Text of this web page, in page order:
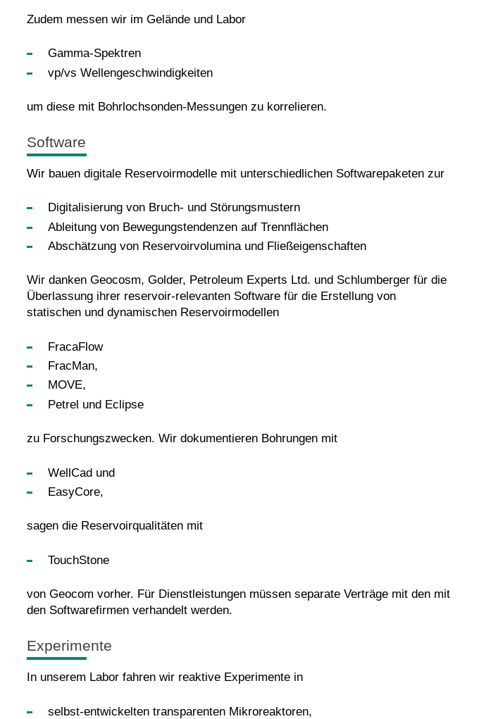
Zudem messen wir im Gelände und Labor
Gamma-Spektren
vp/vs Wellengeschwindigkeiten
um diese mit Bohrlochsonden-Messungen zu korrelieren.
Software
Wir bauen digitale Reservoirmodelle mit unterschiedlichen Softwarepaketen zur
Digitalisierung von Bruch- und Störungsmustern
Ableitung von Bewegungstendenzen auf Trennflächen
Abschätzung von Reservoirvolumina und Fließeigenschaften
Wir danken Geocosm, Golder, Petroleum Experts Ltd. und Schlumberger für die
Überlassung ihrer reservoir-relevanten Software für die Erstellung von
statischen und dynamischen Reservoirmodellen
FracaFlow
FracMan,
MOVE,
Petrel und Eclipse
zu Forschungszwecken. Wir dokumentieren Bohrungen mit
WellCad und
EasyCore,
sagen die Reservoirqualitäten mit
TouchStone
von Geocom vorher. Für Dienstleistungen müssen separate Verträge mit den mit
den Softwarefirmen verhandelt werden.
Experimente
In unserem Labor fahren wir reaktive Experimente in
selbst-entwickelten transparenten Mikroreaktoren,